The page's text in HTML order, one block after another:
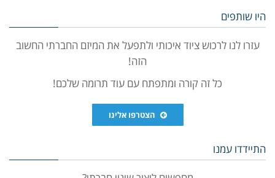
היו שותפים
עזרו לנו לרכוש ציוד איכותי ולתפעל את המיזם החברתי החשוב
הזה!
כל זה קורה ומתפתח עם עוד תרומה שלכם!
הצטרפו אלינו
התיידדו עמנו